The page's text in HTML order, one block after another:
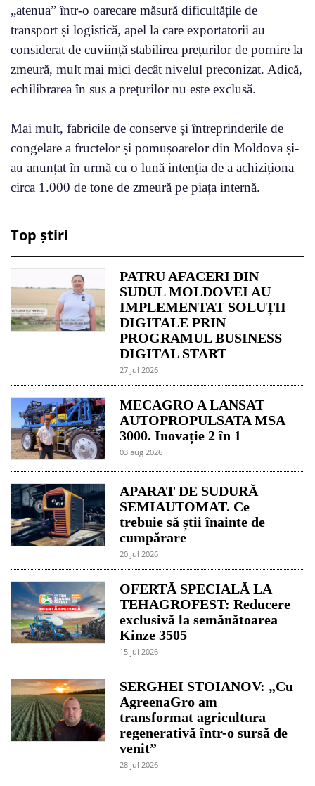
„atenua” într-o oarecare măsură dificultățile de
transport și logistică, apel la care exportatorii au
considerat de cuviință stabilirea prețurilor de pornire la
zmeură, mult mai mici decât nivelul preconizat. Adică,
echilibrarea în sus a prețurilor nu este exclusă.
Mai mult, fabricile de conserve și întreprinderile de
congelare a fructelor și pomușoarelor din Moldova și-
au anunțat în urmă cu o lună intenția de a achiziționa
circa 1.000 de tone de zmeură pe piața internă.
Top știri
PATRU AFACERI DIN
SUDUL MOLDOVEI AU
IMPLEMENTAT SOLUȚII
DIGITALE PRIN
PROGRAMUL BUSINESS
DIGITAL START
27 jul 2026
MECAGRO A LANSAT
AUTOPROPULSATA MSA
3000. Inovație 2 în 1
03 aug 2026
APARAT DE SUDURĂ
SEMIAUTOMAT. Ce
trebuie să știi înainte de
cumpărare
20 jul 2026
OFERTĂ SPECIALĂ LA
TEHAGROFEST: Reducere
exclusivă la semănătoarea
Kinze 3505
15 jul 2026
SERGHEI STOIANOV: „Cu
AgreenaGro am
transformat agricultura
regenerativă într-o sursă de
venit”
28 jul 2026